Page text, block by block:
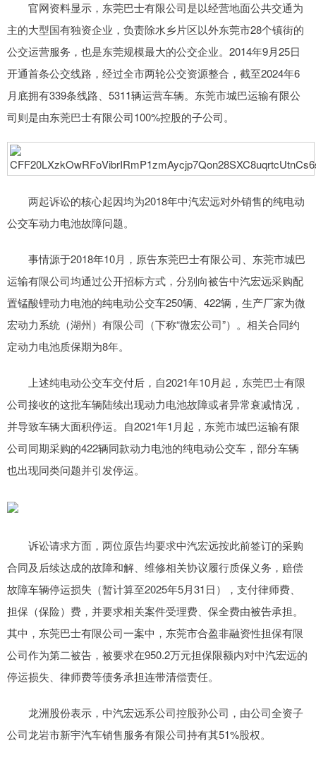
官网资料显示，东莞巴士有限公司是以经营地面公共交通为
主的大型国有独资企业，负责除水乡片区以外东莞市28个镇街的
公交运营服务，也是东莞规模最大的公交企业。2014年9月25日
开通首条公交线路，经过全市两轮公交资源整合，截至2024年6
月底拥有339条线路、5311辆运营车辆。东莞市城巴运输有限公
司则是由东莞巴士有限公司100%控股的子公司。
两起诉讼的核心起因均为2018年中汽宏远对外销售的纯电动
公交车动力电池故障问题。
事情源于2018年10月，原告东莞巴士有限公司、东莞市城巴
运输有限公司均通过公开招标方式，分别向被告中汽宏远采购配
置锰酸锂动力电池的纯电动公交车250辆、422辆，生产厂家为微
宏动力系统（湖州）有限公司（下称“微宏公司”）。相关合同约
定动力电池质保期为8年。
上述纯电动公交车交付后，自2021年10月起，东莞巴士有限
公司接收的这批车辆陆续出现动力电池故障或者异常衰减情况，
并导致车辆大面积停运。自2021年1月起，东莞市城巴运输有限
公司同期采购的422辆同款动力电池的纯电动公交车，部分车辆
也出现同类问题并引发停运。
诉讼请求方面，两位原告均要求中汽宏远按此前签订的采购
合同及后续达成的故障和解、维修相关协议履行质保义务，赔偿
故障车辆停运损失（暂计算至2025年5月31日），支付律师费、
担保（保险）费，并要求相关案件受理费、保全费由被告承担。
其中，东莞巴士有限公司一案中，东莞市合盈非融资性担保有限
公司作为第二被告，被要求在950.2万元担保限额内对中汽宏远的
停运损失、律师费等债务承担连带清偿责任。
龙洲股份表示，中汽宏远系公司控股孙公司，由公司全资子
公司龙岩市新宇汽车销售服务有限公司持有其51%股权。